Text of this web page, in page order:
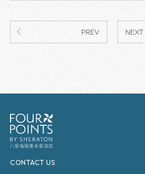
PREV NEXT
CONTACT US